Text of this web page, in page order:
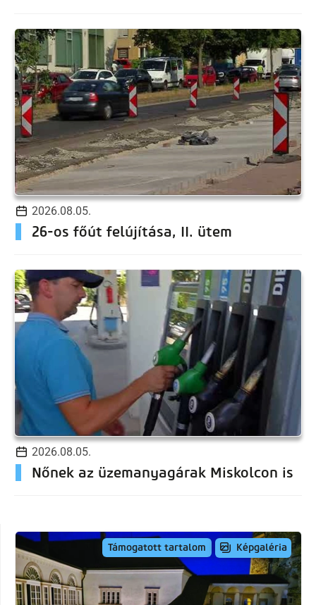
2026.08.05.
26-os főút felújítása, II. ütem
2026.08.05.
Nőnek az üzemanyagárak Miskolcon is
Támogatott tartalom Képgaléria